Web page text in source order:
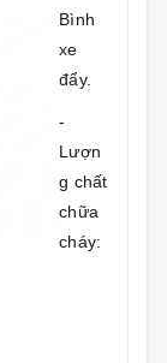
Bình
xe
đẩy.
-
Lượn
g chất
chữa
cháy: